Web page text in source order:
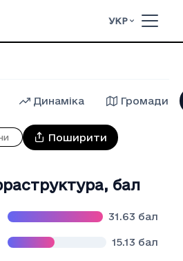
УКР
Динаміка Громади
Поширити
, бал
31.63 бал
15.13 бал